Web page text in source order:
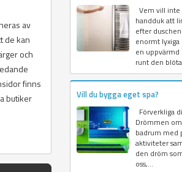
av
de kan
och
finns
butiker
Vem vill inte
handduk att
efter
enormt lyxiga
en uppvärmd
runt den
Vill du bygga eget spa?
Förverkliga
Drömmen
badrum med
aktiviteter
den dröm
oss,...